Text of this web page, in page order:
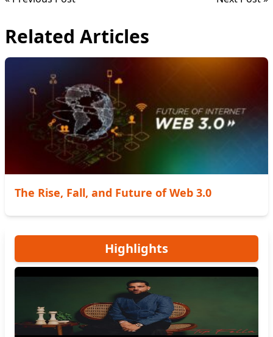
Related Articles
The Rise, Fall, and Future of Web 3.0
Highlights